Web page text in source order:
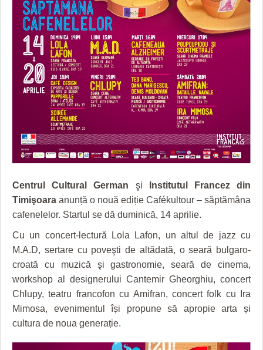
GRĂDINA TAICII DOMNULUI
ZIARISTU’ DE TERASĂ
CU OIŞTEA-N KIERKEGAARD
FINANŢĂRI DE LA A LA Z
PE SURSE
CRONICĂ DE FILM
UNDE MERGEM
FILME DOCUMENTARE
CLIPURI VIDEO
JOCURI ONLINE
ACCIDENTE
ANUNŢURI
INFO SI UTILE
CULTURA
INVATAMANT
JUSTITIE
FILME DOCUMENTARE
JOCURI ONLINE
DIVERSE
HARTA TIMIŞOAREI
LICEE, ŞCOLI ŞI GRĂDINIŢE DIN TIMIŞ
PRIMĂRIILE DIN TIMIŞ
Centrul Cultural German şi
Institutul Francez din
Timişoara anunță o nouă ediție Cafékultour – săptămâna
cafenelelor. Startul se dă duminică, 14 aprilie.
Cu un concert-lectură Lola Lafon, un altul de jazz cu
M.A.D, sertare cu poveşti de altădată, o seară bulgaro-
croată cu muzică şi gastronomie, seară de cinema,
workshop al designerului Cantemir Gheorghiu, concert
Chlupy, teatru francofon cu Amifran, concert folk cu Ira
Mimosa, evenimentul își propune să apropie arta și
cultura de noua generație.